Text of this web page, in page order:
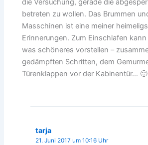
die Versuchung, gerade die
betreten zu wollen. Das Brummen
Masschinen ist eine meiner
Erinnerungen. Zum Einschlafen
was schöneres vorstellen –
gedämpften Schritten, dem
Türenklappen vor der Kabinentür… 🙂
tarja
21. Juni 2017 um 10:16 Uhr